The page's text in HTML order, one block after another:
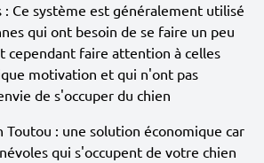
: Ce système est généralement utilisé
qui ont besoin de se faire un peu
cependant faire attention à celles
motivation et qui n'ont pas
de s'occuper du chien
Toutou : une solution économique car
qui s'occupent de votre chien